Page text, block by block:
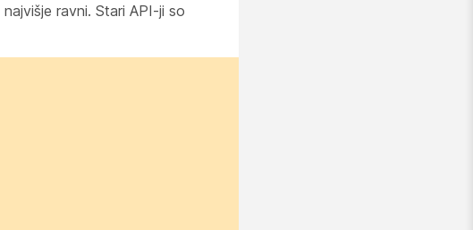
ravni. Stari API-ji so